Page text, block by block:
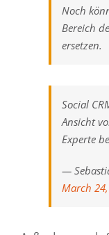
Noch
Bereich
ersetzen.
Social
Ansicht
Experte
—
March